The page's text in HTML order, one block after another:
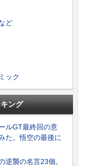
ど
ック
ング
ルGT最終回の意
た。悟空の最後に
逆襲の名言23個。